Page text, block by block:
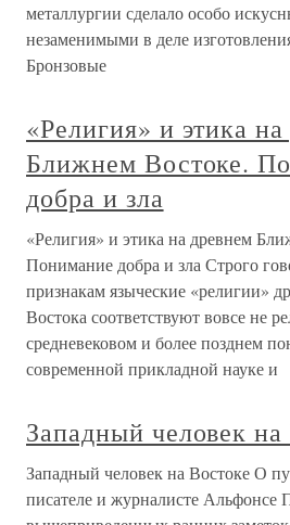
металлургии сделало особо
незаменимыми в деле
Бронзовые
«Религия» и этика
Ближнем Востоке.
добра и зла
«Религия» и этика на древнем
Понимание добра и зла Строго
признакам языческие «религии»
Востока соответствуют вовсе не
средневековом и более позднем
современной прикладной науке и
Западный человек на
Западный человек на Востоке О
писателе и журналисте Альфонсе